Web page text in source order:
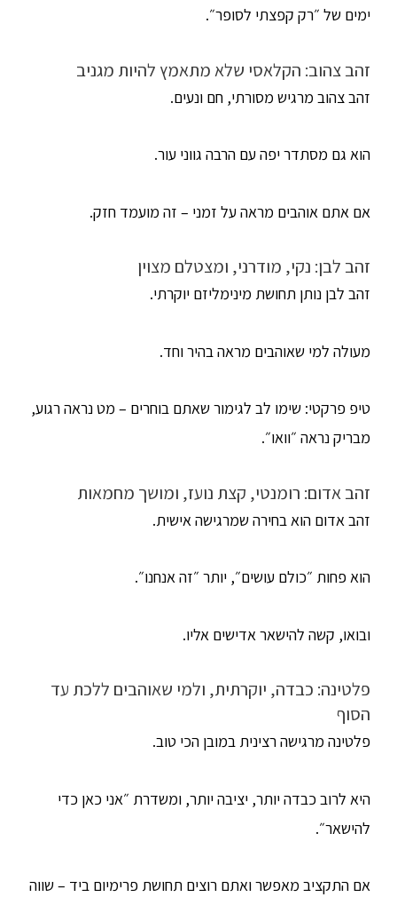
ימים של ״רק קפצתי לסופר״.
זהב צהוב: הקלאסי שלא מתאמץ להיות מגניב
זהב צהוב מרגיש מסורתי, חם ונעים.
הוא גם מסתדר יפה עם הרבה גווני עור.
אם אתם אוהבים מראה על זמני – זה מועמד חזק.
זהב לבן: נקי, מודרני, ומצטלם מצוין
זהב לבן נותן תחושת מינימליזם יוקרתי.
מעולה למי שאוהבים מראה בהיר וחד.
טיפ פרקטי: שימו לב לגימור שאתם בוחרים – מט נראה רגוע,
מבריק נראה ״וואו״.
זהב אדום: רומנטי, קצת נועז, ומושך מחמאות
זהב אדום הוא בחירה שמרגישה אישית.
הוא פחות ״כולם עושים״, יותר ״זה אנחנו״.
ובואו, קשה להישאר אדישים אליו.
פלטינה: כבדה, יוקרתית, ולמי שאוהבים ללכת עד
הסוף
פלטינה מרגישה רצינית במובן הכי טוב.
היא לרוב כבדה יותר, יציבה יותר, ומשדרת ״אני כאן כדי
להישאר״.
אם התקציב מאפשר ואתם רוצים תחושת פרימיום ביד – שווה